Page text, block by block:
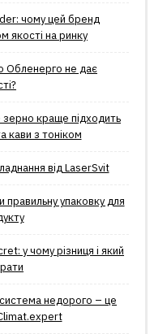
чому цей бренд
якості на ринку
Обленерго не дає
зерно краще підходить
кави з тоніком
від LaserSvit
упаковку для
у чому різниця і який
система недорого – це